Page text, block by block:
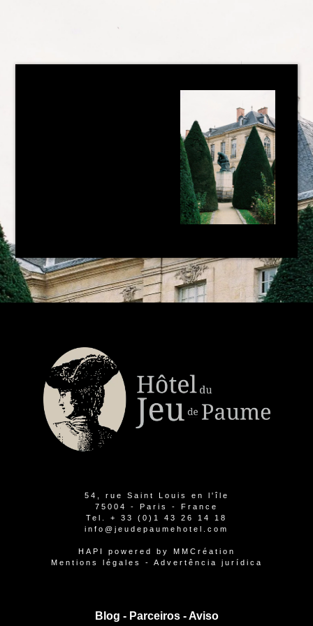
54, rue Saint Louis en l'île
75004 - Paris - France
Tel. + 33 (0)1 43 26 14 18
info@jeudepaumehotel.com
HAPI powered by MMCréation
Mentions légales
- Advertência jurídica
Blog - Parceiros-Aviso